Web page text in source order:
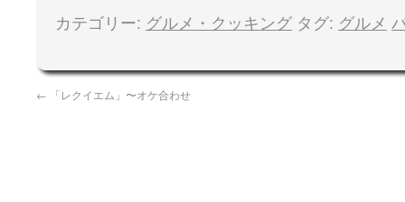
カテゴリー: グルメ・クッキング タグ: グルメ
← 「レクイエム」〜オケ合わせ